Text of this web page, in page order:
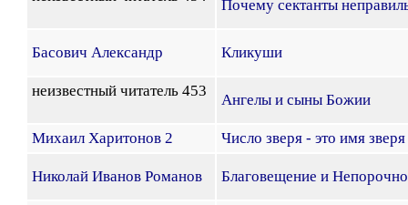
Почему сектанты
Басович Александр Кликуши
неизвестный читатель 453
Ангелы и сыны Божии
Михаил Харитонов 2 Число зверя - это имя зверя
Николай Иванов Романов Благовещение и